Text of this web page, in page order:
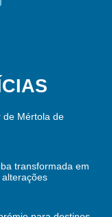
de Mértola de
transformada em